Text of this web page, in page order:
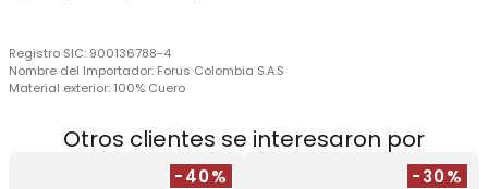
Registro SIC: 900136788-4
Nombre del Importador: Forus Colombia S.A.S
Material exterior: 100% Cuero
Otros clientes se interesaron por
-40% -30%